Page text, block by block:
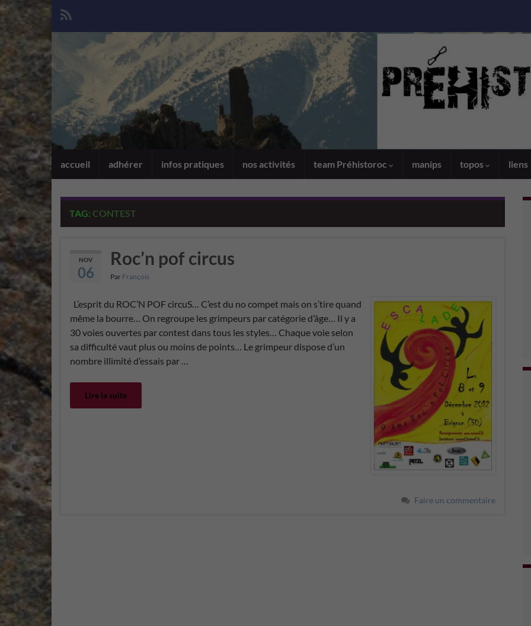
accueil adhérer infos pratiques nos activités team Préhistoroc manips topos liens
TAG: CONTEST
NOV
06
Roc’n pof circus
Par François
L’esprit du ROC’N POF circuS… C’est du no compet mais on s’tire quand
même la bourre… On regroupe les grimpeurs par catégorie d’âge… Il y a
30 voies ouvertes par contest dans tous les styles… Chaque voie selon
sa difficulté vaut plus ou moins de points… Le grimpeur dispose d’un
nombre illimité d’essais par …
Lire la suite
Faire un commentaire